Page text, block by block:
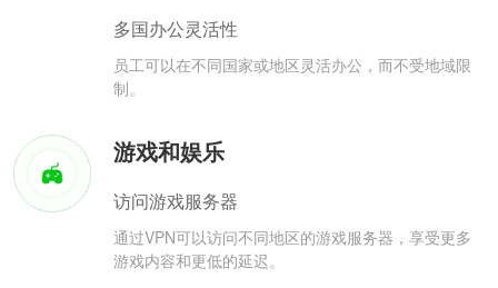
多国办公灵活性
员工可以在不同国家或地区灵活办公，而不受地域限
制。
游戏和娱乐
访问游戏服务器
通过VPN可以访问不同地区的游戏服务器，享受更多
游戏内容和更低的延迟。